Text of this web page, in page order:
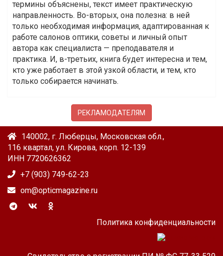
термины объяснены, текст имеет практическую
направленность. Во-вторых, она полезна: в ней
только необходимая информация, адаптированная к
работе салонов оптики, советы и личный опыт
автора как специалиста — преподавателя и
практика. И, в-третьих, книга будет интересна и тем,
кто уже работает в этой узкой области, и тем, кто
только собирается начинать.
РЕКЛАМОДАТЕЛЯМ
140002, г. Люберцы, Московская обл.,
116 квартал, ул. Кирова, корп. 12-139
ИНН 7720626362
+7 (903) 749-62-23
om@opticmagazine.ru
Политика конфиденциальности